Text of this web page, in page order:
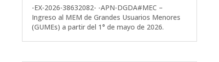
-EX-2026-38632082- -APN-DGDA#MEC –
Ingreso al MEM de Grandes Usuarios Menores
(GUMEs) a partir del 1° de mayo de 2026.